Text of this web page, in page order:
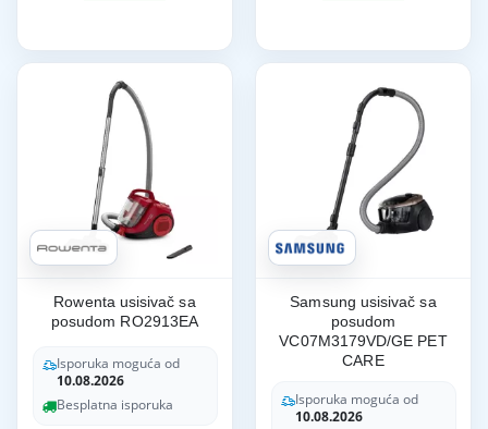
Rowenta usisivač sa
posudom RO2913EA
Isporuka moguća od
10.08.2026
Besplatna isporuka
Samsung usisivač sa
posudom
VC07M3179VD/GE PET
CARE
Isporuka moguća od
10.08.2026